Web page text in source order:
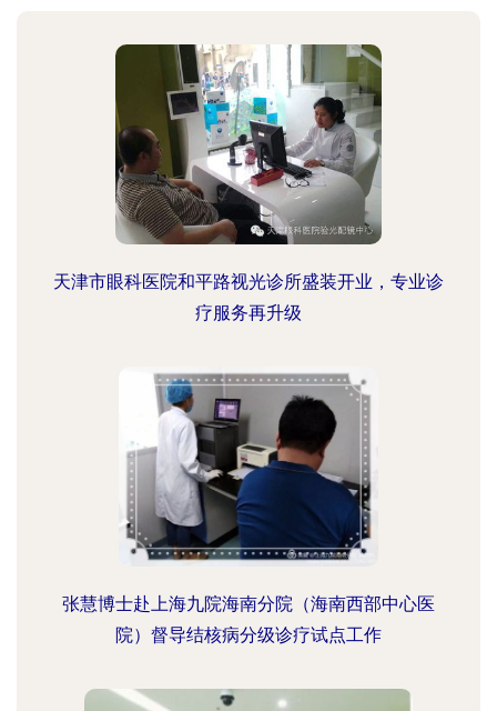
天津市眼科医院和平路视光诊所盛装开业，专业诊
疗服务再升级
张慧博士赴上海九院海南分院（海南西部中心医
院）督导结核病分级诊疗试点工作